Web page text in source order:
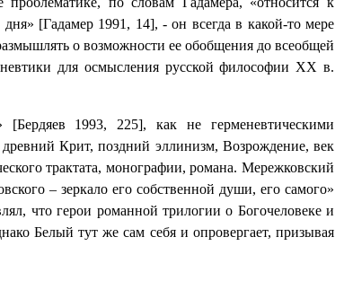
[Гадамер 1991, 14], - он всегда в какой-то мере
о возможности ее обобщения до всеобщей
для осмысления русской философии ХХ в.
1993, 225], как не герменевтическими
Крит, поздний эллинизм, Возрождение, век
трактата, монографии, романа. Мережковский
– зеркало его собственной души, его самого»
что герои романной трилогии о Богочеловеке и
Белый тут же сам себя и опровергает, призывая